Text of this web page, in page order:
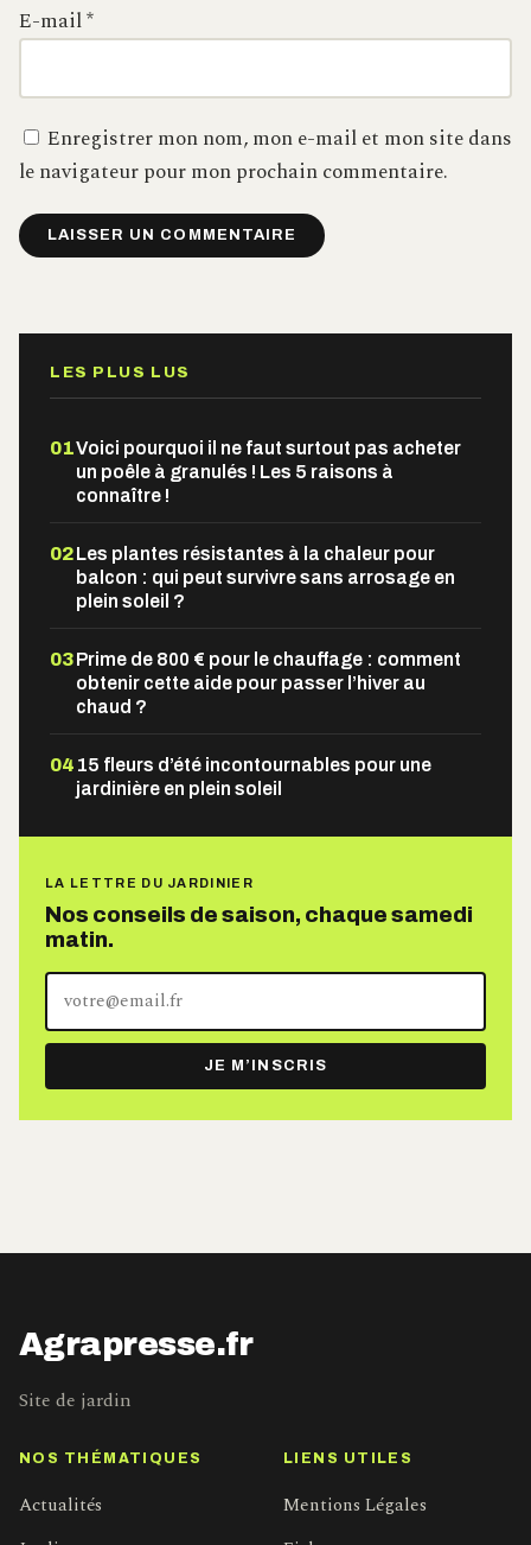
E-mail*
Enregistrer mon nom, mon e-mail et mon site dans
le navigateur pour mon prochain commentaire.
LES PLUS LUS
01Voici pourquoi il ne faut surtout pas acheter
un poêle à granulés ! Les 5 raisons à
connaître !
02Les plantes résistantes à la chaleur pour
balcon : qui peut survivre sans arrosage en
plein soleil ?
03Prime de 800 € pour le chauffage : comment
obtenir cette aide pour passer l’hiver au
chaud ?
04 15 fleurs d’été incontournables pour une
jardinière en plein soleil
LA LETTRE DU JARDINIER
Nos conseils de saison, chaque samedi
matin.
Votre
adresse
e-
mail
JE M’INSCRIS
Agrapresse.fr
Site de jardin
NOS THÉMATIQUES
Actualités
LIENS UTILES
Mentions Légales